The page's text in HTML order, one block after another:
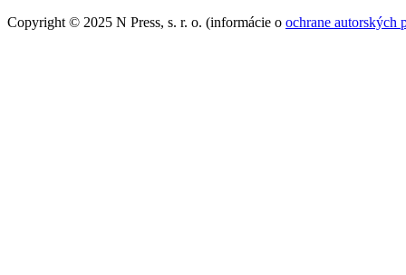
Copyright © 2025 N Press, s. r. o. (informácie o ochrane autorských